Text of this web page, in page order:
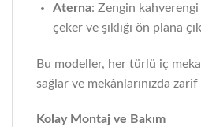
Aterna: Zengin
çeker ve şıklığı ön plana
Bu modeller, her türlü iç
sağlar ve mekânlarınızda
Kolay Montaj ve Bakım